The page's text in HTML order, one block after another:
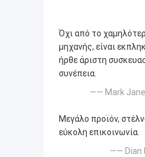
Όχι από το
μηχανής, είναι
ήρθε άριστη
συνέπεια.
—— Mark
Μεγάλο προϊόν,
εύκολη επικοινωνία.
—— Dian